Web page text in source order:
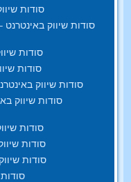
סודות שיווק
סודות שיווק
סודות שיווק
סודות שיווק באינטרנט – סוד #25 -
סודות שיווק
סודות שיווק
סודות שיווק
סודות